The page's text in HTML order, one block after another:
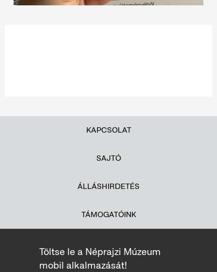
KAPCSOLAT
SAJTÓ
ÁLLÁSHIRDETÉS
TÁMOGATÓINK
Töltse le a Néprajzi Múzeum
mobil alkalmazását!